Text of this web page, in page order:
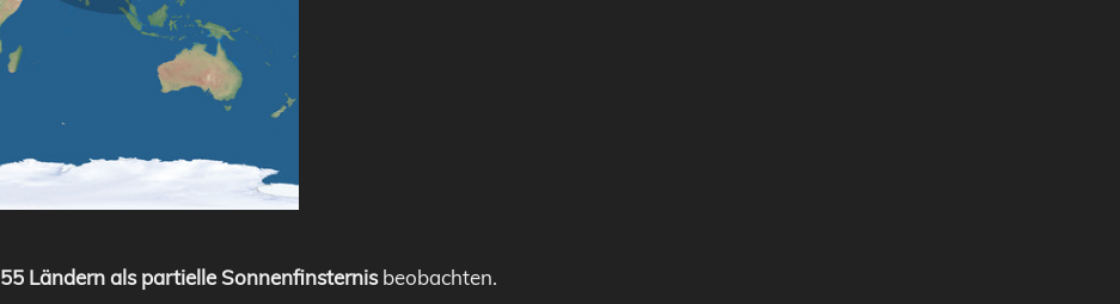
55 Ländern als partielle Sonnenfinsternisbeobachten.